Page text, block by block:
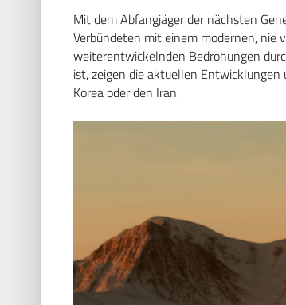
Mit dem Abfangjäger der nächsten
Verbündeten mit einem modernen, nie
weiterentwickelnden Bedrohungen
ist, zeigen die aktuellen
Korea oder den Iran.